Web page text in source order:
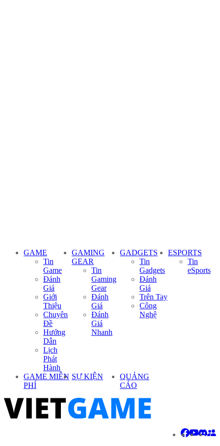
GAME
Tin
Game
Đánh
Giá
Giới
Thiệu
Chuyên
Đề
Hướng
Dẫn
Lịch
Phát
Hành
GAMING
GEAR
Tin
Gaming
Gear
Đánh
Giá
Đánh
Giá
Nhanh
GADGETS
Tin
Gadgets
Đánh
Giá
Trên Tay
Công
Nghệ
ESPORTS
Tin
eSports
GAME MIỄN
PHÍ
SỰ KIỆN
QUẢNG
CÁO